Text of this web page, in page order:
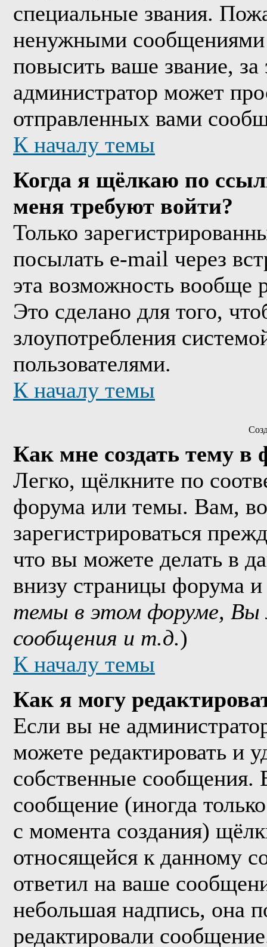
специальные звания.
ненужными сообщениями
повысить ваше звание, за
администратор может
отправленных вами
К началу темы
Когда я щёлкаю по
меня требуют войти?
Только
посылать e-mail через
эта возможность вообще
Это сделано для того,
злоупотребления
пользователями.
К началу темы
Как мне создать тему в
Легко, щёлкните по
форума или темы. Вам,
зарегистрироваться
что вы можете делать в
внизу страницы форума
темы в этом форуме,
сообщения и т.д.)
К началу темы
Как я могу
Если вы не
можете редактировать и
собственные сообщения.
сообщение (иногда
с момента создания)
относящейся к данному
ответил на ваше
небольшая надпись, она
редактировали